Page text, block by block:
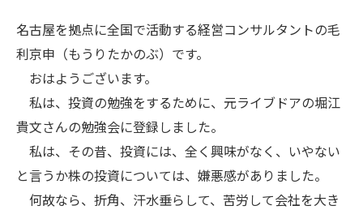
名古屋を拠点に全国で活動する経営コンサルタントの毛
利京申（もうりたかのぶ）です。
おはようございます。
私は、投資の勉強をするために、元ライブドアの堀江
貴文さんの勉強会に登録しました。
私は、その昔、投資には、全く興味がなく、いやない
と言うか株の投資については、嫌悪感がありました。
何故なら、折角、汗水垂らして、苦労して会社を大き